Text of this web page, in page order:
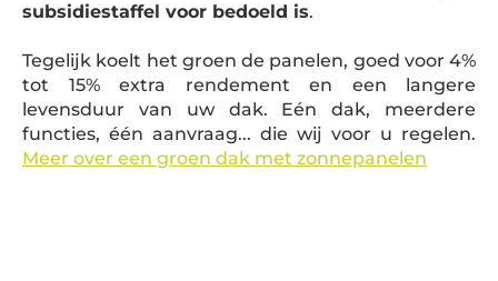
subsidiestaffel voor bedoeld is.
Tegelijk koelt het groen de panelen, goed voor 4%
tot 15% extra rendement en een langere
levensduur van uw dak. Eén dak, meerdere
functies, één aanvraag... die wij voor u regelen.
Meer over een groen dak met zonnepanelen